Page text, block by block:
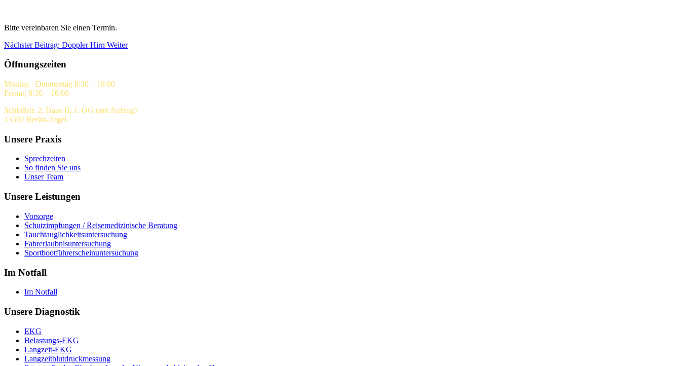
Bitte vereinbaren Sie einen Termin.
Nächster Beitrag: Doppler Hirn Weiter
Öffnungszeiten
Montag - Donnerstag 8:30 – 18:00
Freitag 8:30 – 16:00
Schloßstr. 2, Haus II, 1. OG (mit Aufzug)
13507 Berlin-Tegel
Unsere Praxis
Sprechzeiten
So finden Sie uns
Unser Team
Unsere Leistungen
Vorsorge
Schutzimpfungen / Reisemedizinische Beratung
Tauchtauglichkeitsuntersuchung
Fahrerlaubnisuntersuchung
Sportbootführerscheinuntersuchung
Im Notfall
Im Notfall
Unsere Diagnostik
EKG
Belastungs-EKG
Langzeit-EKG
Langzeitblutdruckmessung